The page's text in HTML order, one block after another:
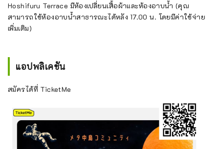
Hoshifuru Terrace มีห้องเปลี่ยนเสื้อผ้าและห้องอาบน้ำ (คุณ
สามารถใช้ห้องอาบน้ำสาธารณะได้หลัง 17.00 น. โดยมีค่าใช้จ่าย
เพิ่มเติม)
แอปพลิเคชัน
สมัครได้ที่ TicketMe